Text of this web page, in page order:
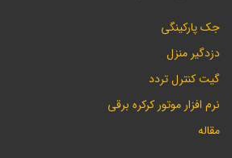
جک پارکینگی
دزدگیر منزل
گیت کنترل تردد
نرم افزار موتور کرکره برقی
مقاله